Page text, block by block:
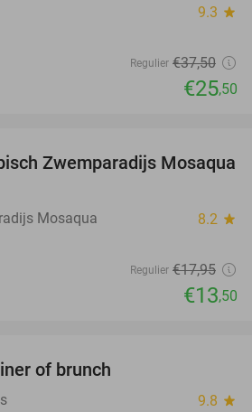
9.3 star
Regulier €37,50
€25,50
25%
Zwemparadijs Mosaqua
Mosaqua 8.2 star
Regulier €17,95
€13,50
of brunch
9.8 star